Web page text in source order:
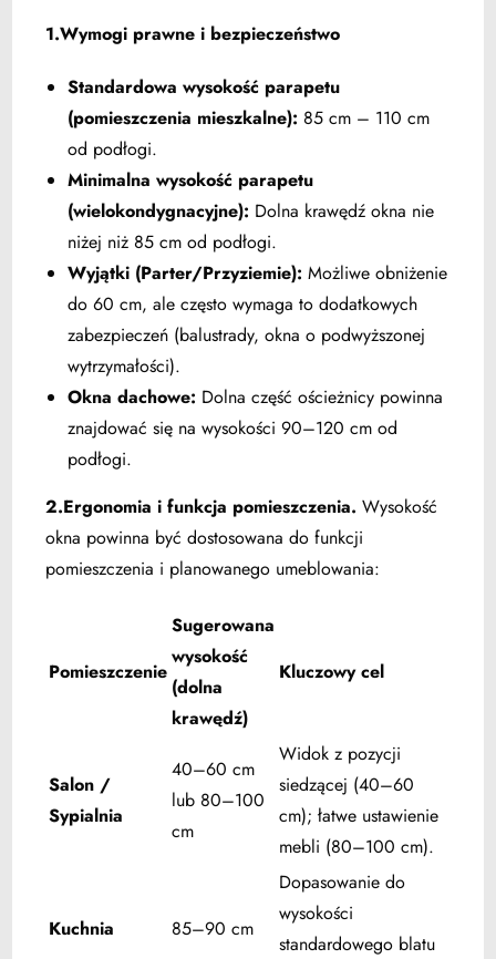
1.Wymogi prawne i bezpieczeństwo
Standardowa wysokość parapetu
(pomieszczenia mieszkalne): 85 cm – 110 cm
od podłogi.
Minimalna wysokość parapetu
(wielokondygnacyjne): Dolna krawędź okna nie
niżej niż 85 cm od podłogi.
Wyjątki (Parter/Przyziemie): Możliwe obniżenie
do 60 cm, ale często wymaga to dodatkowych
zabezpieczeń (balustrady, okna o podwyższonej
wytrzymałości).
Okna dachowe: Dolna część ościeżnicy powinna
znajdować się na wysokości 90–120 cm od
podłogi.
2.Ergonomia i funkcja pomieszczenia.Wysokość
okna powinna być dostosowana do funkcji
pomieszczenia i planowanego umeblowania:
Pomieszczenie
Sugerowana
wysokość
(dolna
krawędź)
Kluczowy cel
Salon /
Sypialnia
40–60 cm
lub 80–100
cm
Widok z pozycji
siedzącej (40–60
cm); łatwe ustawienie
mebli (80–100 cm).
Kuchnia 85–90 cm
Dopasowanie do
wysokości
standardowego blatu